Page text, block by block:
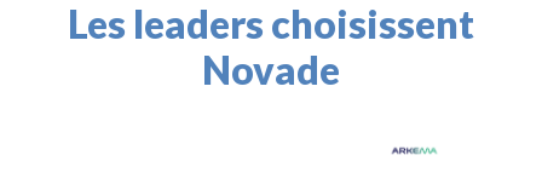
Les leaders choisissent
Novade